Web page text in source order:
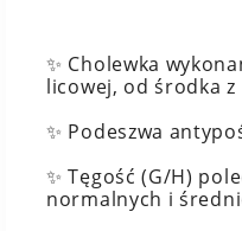
✨ Cholewka
licowej, od środka
✨ Podeszwa
✨ Tęgość (G/H)
normalnych i